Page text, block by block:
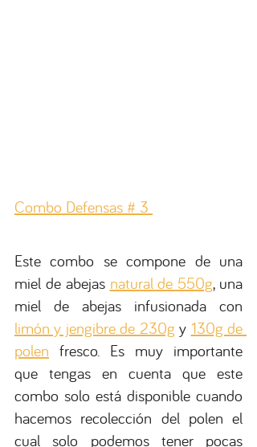
Combo Defensas # 3
Este combo se compone de una
miel de abejas natural de 550g, una
limón y jengibre de 230g y 130g de
polen fresco. Es muy importante
que tengas en cuenta que este
combo solo está disponible cuando
hacemos recolección del polen el
cual solo podemos tener pocas